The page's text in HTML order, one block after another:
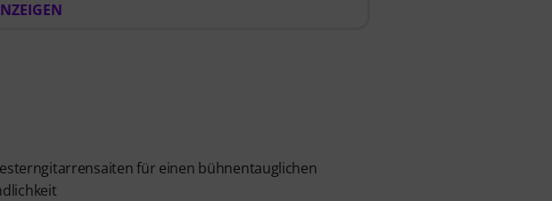
Bestellung bekommst du den Freischaltcode
und Fortgeschrittene – von Pop, Rock und
Videoplayer mit Übungsfunktion, Zeitlupe und
für einen bühnentauglichen